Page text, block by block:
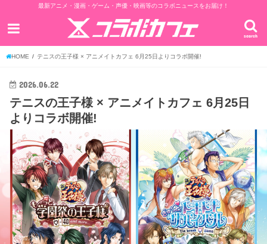
最新アニメ・漫画・ゲーム・声優・映画等のコラボニュースをお届け！
search
HOME テニスの王子様 × アニメイトカフェ 6月25日よりコラボ開催!
2026.06.22
テニスの王子様 × アニメイトカフェ 6月25日
よりコラボ開催!